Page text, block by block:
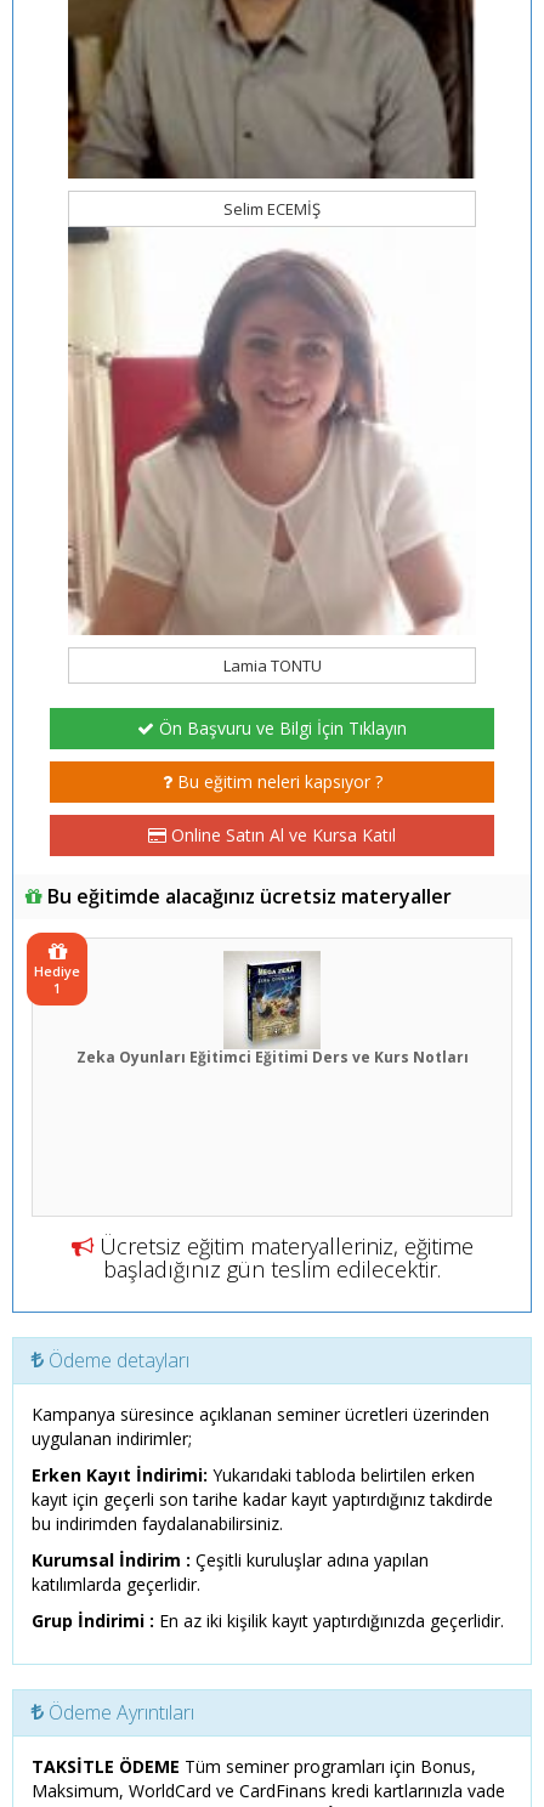
Selim ECEMİŞ
Lamia TONTU
Ön Başvuru ve Bilgi İçin Tıklayın
Bu eğitim neleri kapsıyor ?
Online Satın Al ve Kursa Katıl
Bu eğitimde alacağınız ücretsiz materyaller
Zeka Oyunları Eğitimci Eğitimi Ders ve Kurs Notları
Hediye
1
Ücretsiz eğitim materyalleriniz, eğitime
başladığınız gün teslim edilecektir.
Ödeme detayları
Kampanya süresince açıklanan seminer ücretleri üzerinden
uygulanan indirimler;
Erken Kayıt İndirimi: Yukarıdaki tabloda belirtilen erken
kayıt için geçerli son tarihe kadar kayıt yaptırdığınız takdirde
bu indirimden faydalanabilirsiniz.
Kurumsal İndirim : Çeşitli kuruluşlar adına yapılan
katılımlarda geçerlidir.
Grup İndirimi : En az iki kişilik kayıt yaptırdığınızda geçerlidir.
Ödeme Ayrıntıları
TAKSİTLE ÖDEME Tüm seminer programları için Bonus,
Maksimum, WorldCard ve CardFinans kredi kartlarınızla vade